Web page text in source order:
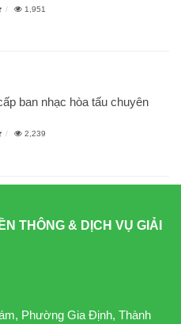
1,951
ban nhạc hòa tấu chuyên
2,239
THÔNG & DỊCH VỤ GIẢI
Phường Gia Định, Thành